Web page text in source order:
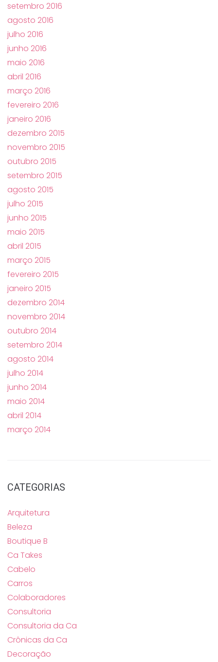
setembro 2016
agosto 2016
julho 2016
junho 2016
maio 2016
abril 2016
março 2016
fevereiro 2016
janeiro 2016
dezembro 2015
novembro 2015
outubro 2015
setembro 2015
agosto 2015
julho 2015
junho 2015
maio 2015
abril 2015
março 2015
fevereiro 2015
janeiro 2015
dezembro 2014
novembro 2014
outubro 2014
setembro 2014
agosto 2014
julho 2014
junho 2014
maio 2014
abril 2014
março 2014
CATEGORIAS
Arquitetura
Beleza
Boutique B
Ca Takes
Cabelo
Carros
Colaboradores
Consultoria
Consultoria da Ca
Crônicas da Ca
Decoração